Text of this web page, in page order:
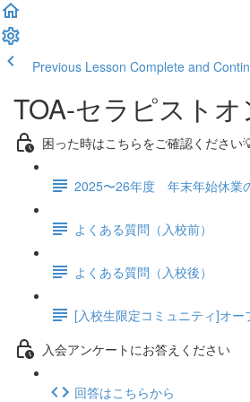
Previous Lesson Complete and
TOA-セラピスト
困った時はこちらをご確認ください
2025〜26年度 年末年始休業
よくある質問（入校前）
よくある質問（入校後）
[入校生限定コミュニティ]オ
入会アンケートにお答えください
回答はこちらから